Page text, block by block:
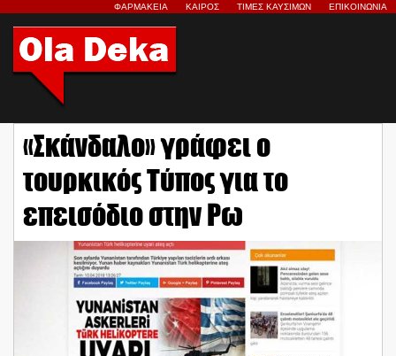
ΦΑΡΜΑΚΕΙΑ ΚΑΙΡΟΣ ΤΙΜΕΣ ΚΑΥΣΙΜΩΝ ΕΠΙΚΟΙΝΩΝΙΑ
«Σκάνδαλο» γράφει ο
τουρκικός Τύπος για το
επεισόδιο στην Ρω